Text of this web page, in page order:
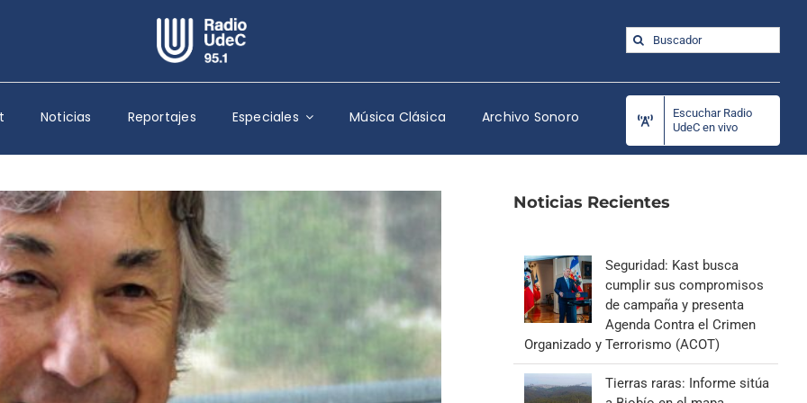
Escuchar Radio UdeC en vivo
Quiénes Somos
Programación
Podcast
Noticias
Reportajes
Columnas
Música Clásica
Especiales
Buscar:
Noticias Reportajes Especiales Música Clásica Archivo Sonoro
Escuchar Radio
UdeC en vivo
Noticias Recientes
Seguridad: Kast busca
cumplir sus compromisos
de campaña y presenta
Agenda Contra el Crimen
Organizado y Terrorismo (ACOT)
Tierras raras: Informe sitúa